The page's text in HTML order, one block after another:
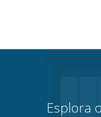
Esplora